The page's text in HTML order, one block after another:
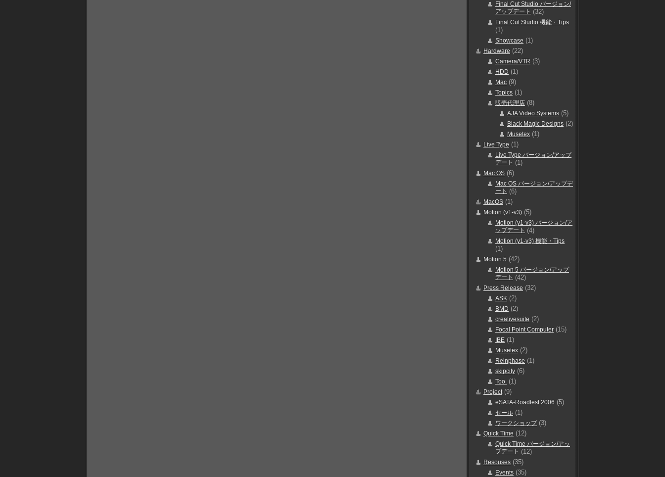
Final Cut Studio バージョン/
アップデート (32)
Final Cut Studio 機能・Tips
(1)
Showcase (1)
Hardware (22)
Camera/VTR (3)
HDD (1)
Mac (9)
Topics (1)
販売代理店 (8)
AJA Video Systems (5)
Black Magic Designs (2)
Musetex (1)
Live Type (1)
Live Type バージョン/アップ
デート (1)
Mac OS (6)
Mac OS バージョン/アップデ
ート (6)
MacOS (1)
Motion (v1-v3) (5)
Motion (v1-v3) バージョン/ア
ップデート (4)
Motion (v1-v3) 機能・Tips
(1)
Motion 5 (42)
Motion 5 バージョン/アップ
デート (42)
Press Release (32)
ASK (2)
BMD (2)
creativesuite (2)
Focal Point Computer (15)
IBE (1)
Musetex (2)
Reinphase (1)
skipcity (6)
Too. (1)
Project(9)
eSATA-Roadtest 2006 (5)
セール (1)
ワークショップ(3)
Quick Time (12)
Quick Time バージョン/アッ
プデート (12)
Resouses (35)
Events (35)